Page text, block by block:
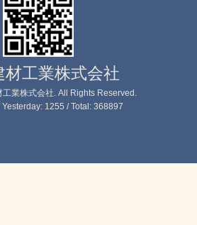
材工業株式会社
工業株式会社 . All Rights Reserved.
Yesterday: 1255 / Total: 368897